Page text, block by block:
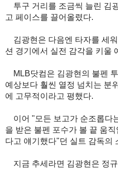
투구 거리를 조금씩 늘린 김
고 페이스를 끌어올렸다.
김광현은 다음엔 타자를 세
션 경기에서 실전 감각을 키울
MLB닷컴은 김광현의 불펜
예상보다 훨씬 열정 넘치는 분
에 고무적이라고 평했다.
이어 "모든 보고가 순조롭다
을 받은 불펜 포수가 볼 끝 움
다고 얘기했다"던 실트 감독의
지금 추세라면 김광현은 정